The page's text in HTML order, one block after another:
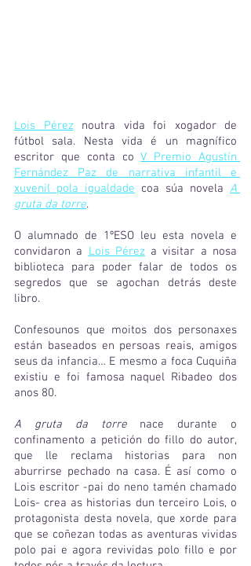
Lois Pérez noutra vida foi xogador de
fútbol sala. Nesta vida é un magnífico
escritor que conta co V Premio Agustín
Fernández Paz de narrativa infantil e
xuvenil pola igualdade coa súa novela A
gruta da torre.
O alumnado de 1ºESO leu esta novela e
convidaron a Lois Pérez a visitar a nosa
biblioteca para poder falar de todos os
segredos que se agochan detrás deste
libro.
Confesounos que moitos dos personaxes
están baseados en persoas reais, amigos
seus da infancia… E mesmo a foca Cuquiña
existiu e foi famosa naquel Ribadeo dos
anos 80.
A gruta da torre nace durante o
confinamento a petición do fillo do autor,
que lle reclama historias para non
aburrirse pechado na casa. É así como o
Lois escritor -pai do neno tamén chamado
Lois- crea as historias dun terceiro Lois, o
protagonista desta novela, que xorde para
que se coñezan todas as aventuras vividas
polo pai e agora revividas polo fillo e por